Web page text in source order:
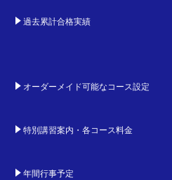
過去累計合格実績
オーダーメイド可能なコース設定
特別講習案内・各コース料金
年間行事予定